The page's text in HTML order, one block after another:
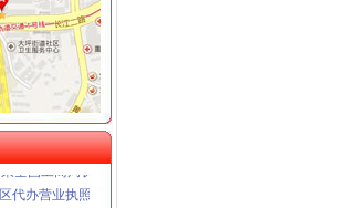
重庆时代广场分公司 渝中 （工商注册）
重庆分公司 渝中 （工商注册）
公司 渝中650万 （注册）
商代办检查组检查大足局行政执法工作
照四道防线狠抓自主行风评议
执照三项措施开展危险化学品安全专项整
区代办营业执照抓好办公室工作
渝中区代办营业执照工商行政管理局长会议精
照切实加旱救灾安全工作
全国工商局长会议东风再掀大讨论高潮
代办营业执照扎实开展“解放思想、更新观念”大讨论活动
总书记重要讲话暨市委市等领导的重庆代办公司重要批示